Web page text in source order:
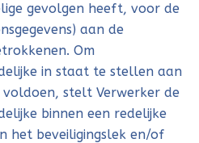
gevolgen heeft, voor de
aan de
Om
in staat te stellen aan
stelt Verwerker de
binnen een redelijke
het beveiligingslek en/of